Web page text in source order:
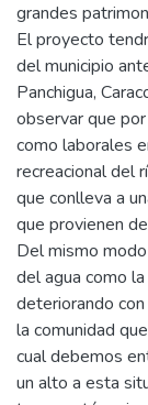
grandes
El proyecto
del municipio
Panchigua,
observar que
como laborales
recreacional del
que conlleva a
que provienen
Del mismo
del agua como
deteriorando
la comunidad
cual debemos
un alto a esta